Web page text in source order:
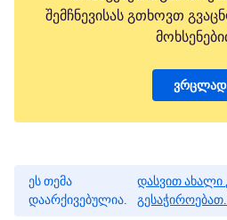
შემჩნევისას გთხოვთ
ვრცლად
ეს თემა
დაარქივებულია.
დასვით ახალი
გესაჭიროებათ.